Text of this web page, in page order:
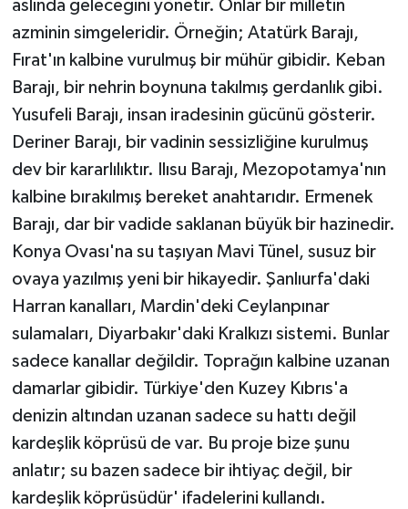
aslında geleceğini yönetir. Onlar bir milletin
azminin simgeleridir. Örneğin; Atatürk Barajı,
Fırat'ın kalbine vurulmuş bir mühür gibidir. Keban
Barajı, bir nehrin boynuna takılmış gerdanlık gibi.
Yusufeli Barajı, insan iradesinin gücünü gösterir.
Deriner Barajı, bir vadinin sessizliğine kurulmuş
dev bir kararlılıktır. Ilısu Barajı, Mezopotamya'nın
kalbine bırakılmış bereket anahtarıdır. Ermenek
Barajı, dar bir vadide saklanan büyük bir hazinedir.
Konya Ovası'na su taşıyan Mavi Tünel, susuz bir
ovaya yazılmış yeni bir hikayedir. Şanlıurfa'daki
Harran kanalları, Mardin'deki Ceylanpınar
sulamaları, Diyarbakır'daki Kralkızı sistemi. Bunlar
sadece kanallar değildir. Toprağın kalbine uzanan
damarlar gibidir. Türkiye'den Kuzey Kıbrıs'a
denizin altından uzanan sadece su hattı değil
kardeşlik köprüsü de var. Bu proje bize şunu
anlatır; su bazen sadece bir ihtiyaç değil, bir
kardeşlik köprüsüdür' ifadelerini kullandı.